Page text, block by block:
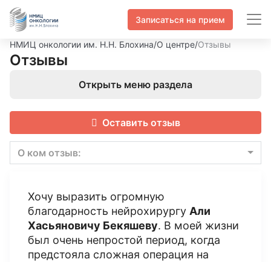
Записаться на прием
НМИЦ онкологии им. Н.Н. Блохина/О центре/Отзывы
Отзывы
Открыть меню раздела
Оставить отзыв
О ком отзыв:
Хочу выразить огромную
благодарность нейрохирургу Али
Хасьяновичу Бекяшеву. В моей жизни
был очень непростой период, когда
предстояла сложная операция на